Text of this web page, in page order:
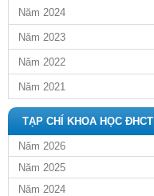
Năm 2024
Năm 2023
Năm 2022
Năm 2021
TẠP CHÍ KHOA HỌC ĐHCT
Năm 2026
Năm 2025
Năm 2024